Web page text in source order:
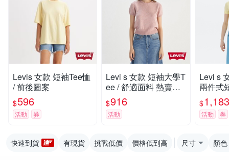
Levis 女款 短袖Tee恤
/ 前後圖案
$596
活動 券
Levi s 女款 短袖大學T
ee / 舒適面料 熱賣單
品
$916
活動
Levi s
兩件式
$1,183
活動 券
快速到貨 有現貨 挑戰低價 價格低到高 尺寸 顏色